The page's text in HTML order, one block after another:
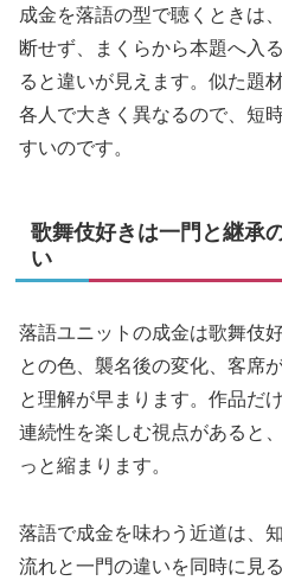
成金を落語の型で聴くときは
断せず、まくらから本題へ入
ると違いが見えます。似た題
各人で大きく異なるので、短
すいのです。
歌舞伎好きは一門と継承
い
落語ユニットの成金は歌舞伎
との色、襲名後の変化、客席
と理解が早まります。作品だ
連続性を楽しむ視点があると
っと縮まります。
落語で成金を味わう近道は、
流れと一門の違いを同時に見